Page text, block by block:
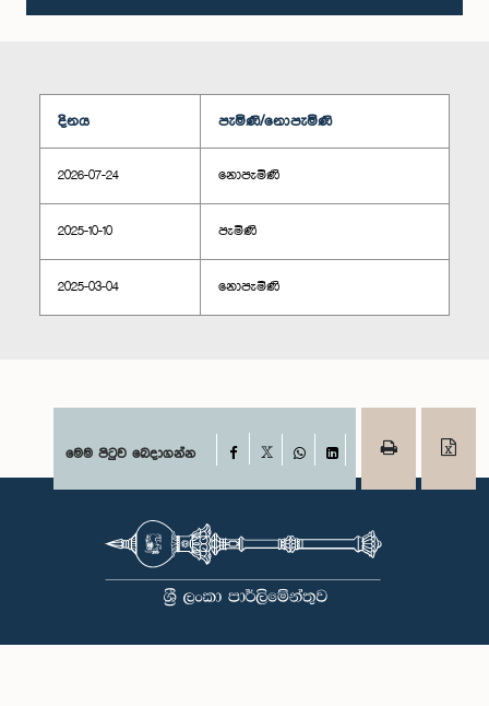
දිනය පැමිණි/නොපැමිණි
2026-07-24 නොපැමිණි
2025-10-10 පැමිණි
2025-03-04 නොපැමිණි
මෙම පිටුව බෙදාගන්න Facebook
WhatsAppLinkedIn